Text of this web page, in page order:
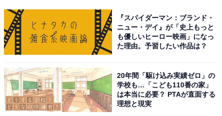
『スパイダーマン：ブランド・
ニュー・デイ』が「史上もっと
も優しいヒーロー映画」になっ
た理由。予習したい作品は？
20年間「駆け込み実績ゼロ」の
学校も…「こども110番の家」
は本当に必要？ PTAが直面する
理想と現実